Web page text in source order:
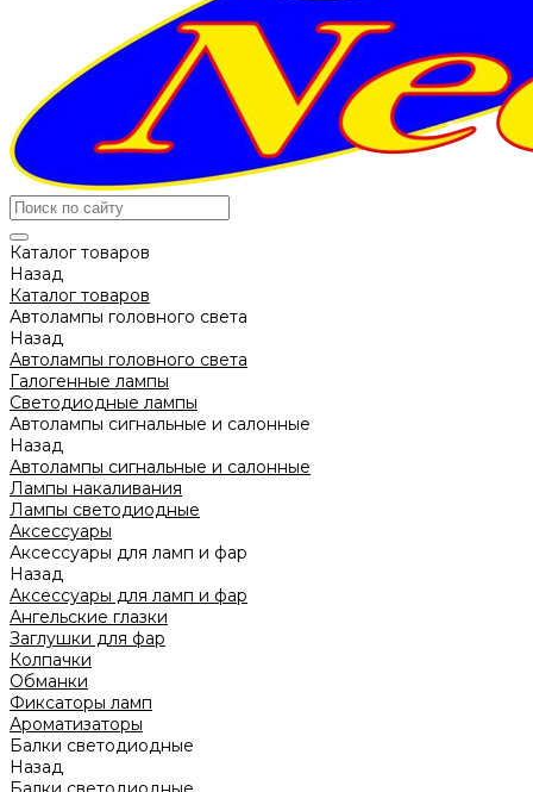
Каталог товаров
Назад
Каталог товаров
Автолампы головного света
Назад
Автолампы головного света
Галогенные лампы
Светодиодные лампы
Автолампы сигнальные и салонные
Назад
Автолампы сигнальные и салонные
Лампы накаливания
Лампы светодиодные
Аксессуары
Аксессуары для ламп и фар
Назад
Аксессуары для ламп и фар
Ангельские глазки
Заглушки для фар
Колпачки
Обманки
Фиксаторы ламп
Ароматизаторы
Балки светодиодные
Назад